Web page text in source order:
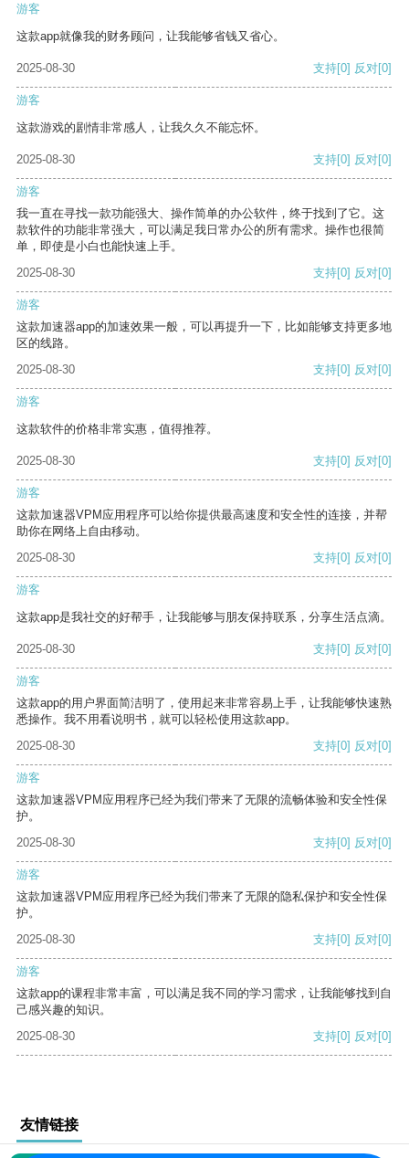
游客
这款app就像我的财务顾问，让我能够省钱又省心。
2025-08-30 支持[0] 反对[0]
游客
这款游戏的剧情非常感人，让我久久不能忘怀。
2025-08-30 支持[0] 反对[0]
游客
我一直在寻找一款功能强大、操作简单的办公软件，终于找到了它。这
款软件的功能非常强大，可以满足我日常办公的所有需求。操作也很简
单，即使是小白也能快速上手。
2025-08-30
支持[0] 反对[0]
游客
这款加速器app的加速效果一般，可以再提升一下，比如能够支持更多地
区的线路。
2025-08-30
支持[0] 反对[0]
游客
这款软件的价格非常实惠，值得推荐。
2025-08-30 支持[0] 反对[0]
游客
这款加速器VPM应用程序可以给你提供最高速度和安全性的连接，并帮
助你在网络上自由移动。
2025-08-30
支持[0] 反对[0]
游客
这款app是我社交的好帮手，让我能够与朋友保持联系，分享生活点滴。
2025-08-30 支持[0] 反对[0]
游客
这款app的用户界面简洁明了，使用起来非常容易上手，让我能够快速熟
悉操作。我不用看说明书，就可以轻松使用这款app。
2025-08-30
支持[0] 反对[0]
游客
这款加速器VPM应用程序已经为我们带来了无限的流畅体验和安全性保
护。
2025-08-30
支持[0] 反对[0]
游客
这款加速器VPM应用程序已经为我们带来了无限的隐私保护和安全性保
护。
2025-08-30
支持[0] 反对[0]
游客
这款app的课程非常丰富，可以满足我不同的学习需求，让我能够找到自
己感兴趣的知识。
2025-08-30
支持[0] 反对[0]
友情链接